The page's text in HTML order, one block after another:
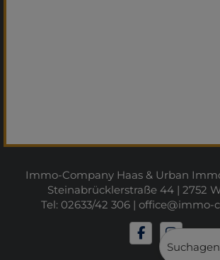
Immo-Company Haas & Urban
Steinabrücklerstraße 44 | 2752
Tel: 02633/42 306 | office@immo-